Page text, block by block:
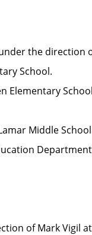
the direction
School.
Elementary
Middle
of Mark Vigil